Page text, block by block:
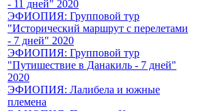
- 11 дней" 2020
ЭФИОПИЯ: Групповой тур
"Исторический маршрут с перелетами
- 7 дней" 2020
ЭФИОПИЯ: Групповой тур
"Путишествие в Данакиль - 7 дней"
2020
ЭФИОПИЯ: Лалибела и южные
племена